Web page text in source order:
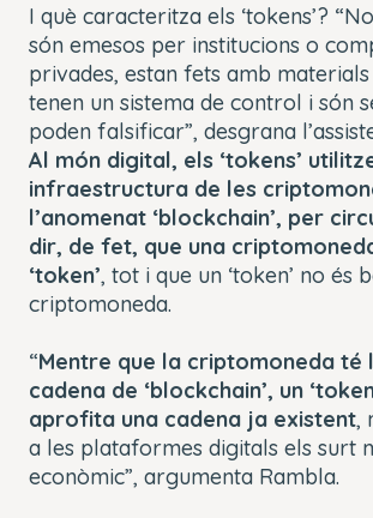
I què caracteritza els ‘tokens’?
són emesos per institucions o
privades, estan fets amb
tenen un sistema de control i són
poden falsificar”, desgrana
Al món digital, els ‘tokens’
infraestructura de les
l’anomenat ‘blockchain’, per
dir, de fet, que una
‘token’, tot i que un ‘token’ no és
criptomoneda.
“Mentre que la criptomoneda té
cadena de ‘blockchain’, un
aprofita una cadena ja existent,
a les plataformes digitals els surt
econòmic”, argumenta Rambla.